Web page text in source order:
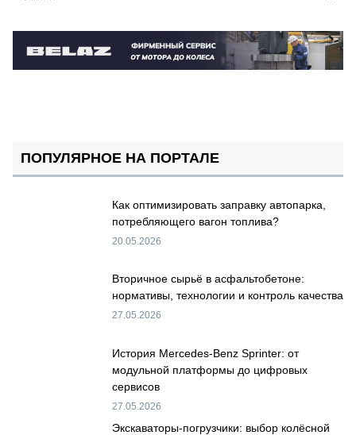
ПОПУЛЯРНОЕ НА ПОРТАЛЕ
Как оптимизировать заправку автопарка,
потребляющего вагон топлива?
20.05.2026
Вторичное сырьё в асфальтобетоне:
нормативы, технологии и контроль качества
27.05.2026
История Mercedes-Benz Sprinter: от
модульной платформы до цифровых
сервисов
27.05.2026
Экскаваторы-погрузчики: выбор колёсной